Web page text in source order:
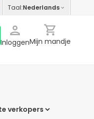
Taal:Nederlands
InloggenMijn mandje